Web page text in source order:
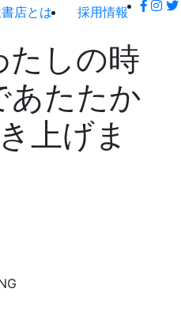
店とは 採用情報
たしの時
あたたか
上げま